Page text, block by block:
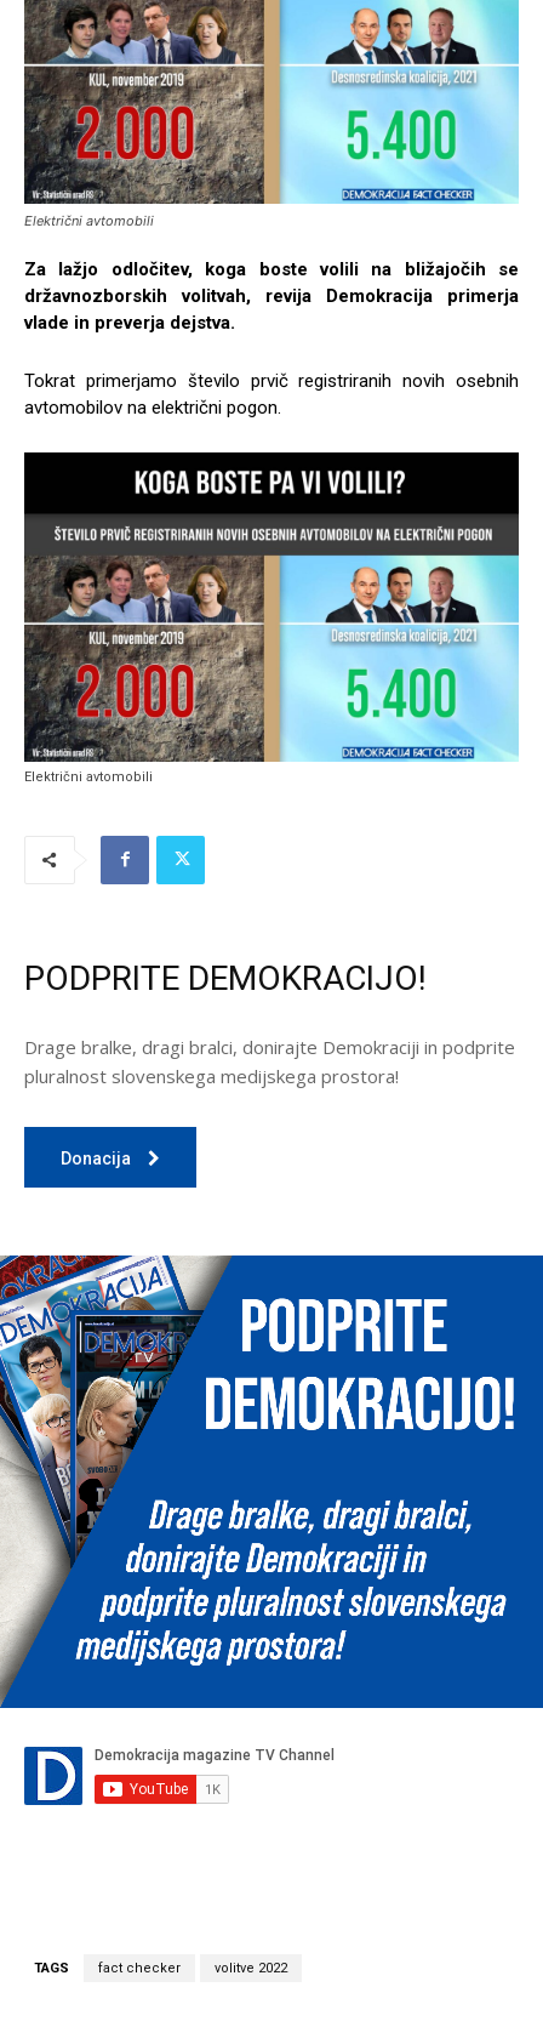
Električni avtomobili
Za lažjo odločitev, koga boste volili na bližajočih se
državnozborskih volitvah, revija Demokracija primerja
vlade in preverja dejstva.
Tokrat primerjamo število prvič registriranih novih osebnih
avtomobilov na električni pogon.
Električni avtomobili
PODPRITE DEMOKRACIJO!
Drage bralke, dragi bralci, donirajte Demokraciji in podprite
pluralnost slovenskega medijskega prostora!
Donacija
TAGS fact checker volitve 2022